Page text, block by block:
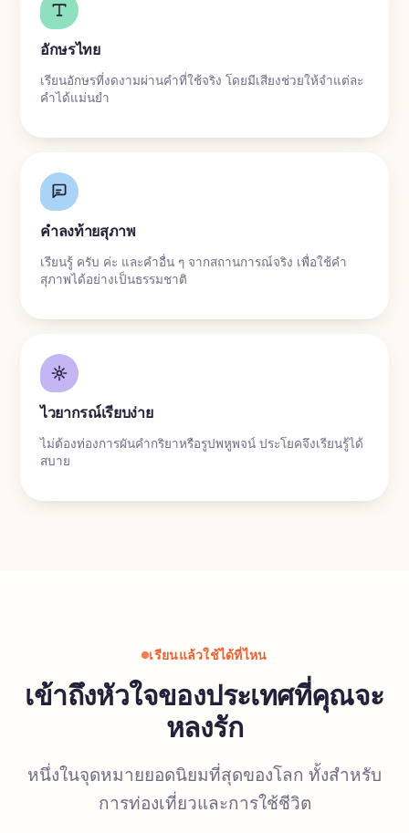
อักษรไทย
เรียนอักษรที่งดงามผ่านคำที่ใช้จริง โดยมีเสียงช่วยให้จำแต่ละ
คำได้แม่นยำ
คำลงท้ายสุภาพ
เรียนรู้ ครับ ค่ะ และคำอื่น ๆ จากสถานการณ์จริง เพื่อใช้คำ
สุภาพได้อย่างเป็นธรรมชาติ
ไวยากรณ์เรียบง่าย
ไม่ต้องท่องการผันคำกริยาหรือรูปพหูพจน์ ประโยคจึงเรียนรู้ได้
สบาย
เรียนแล้วใช้ได้ที่ไหน
เข้าถึงหัวใจของประเทศที่คุณจะ
หลงรัก
หนึ่งในจุดหมายยอดนิยมที่สุดของโลก ทั้งสำหรับ
การท่องเที่ยวและการใช้ชีวิต